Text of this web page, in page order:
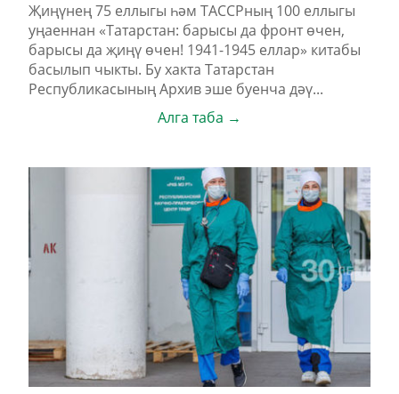
Җиңүнең 75 еллыгы һәм ТАССРның 100 еллыгы
уңаеннан «Татарстан: барысы да фронт өчен,
барысы да җиңү өчен! 1941-1945 еллар» китабы
басылып чыкты. Бу хакта Татарстан
Республикасының Архив эше буенча дәү...
Алга таба →